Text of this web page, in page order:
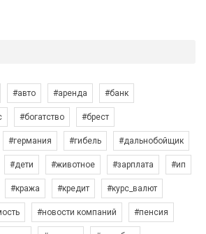
#авто #аренда #банк
#богатство #брест
#германия #гибель #дальнобойщик
#дети #животное #зарплата #ип
#кража #кредит #курс_валют
#новости компаний #пенсия